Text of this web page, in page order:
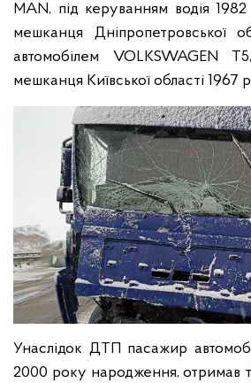
МАN, під керуванням водія
мешканця Дніпропетровської
автомобілем VOLKSWAGEN
мешканця Київської області
Унаслідок ДТП пасажир
2000 року народження, отримав